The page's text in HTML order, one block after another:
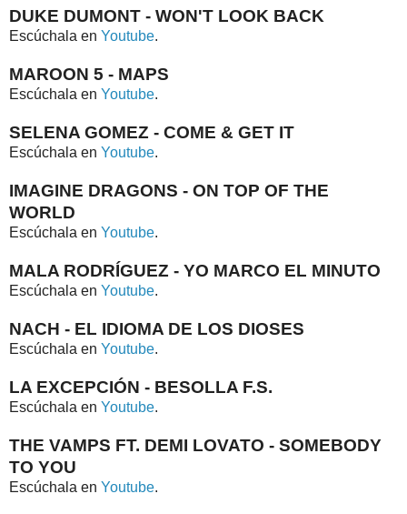
DUKE DUMONT - WON'T LOOK BACK
Escúchala en Youtube.
MAROON 5 - MAPS
Escúchala en Youtube.
SELENA GOMEZ - COME & GET IT
Escúchala en Youtube.
IMAGINE DRAGONS - ON TOP OF THE
WORLD
Escúchala en Youtube.
MALA RODRÍGUEZ - YO MARCO EL MINUTO
Escúchala en Youtube.
NACH - EL IDIOMA DE LOS DIOSES
Escúchala en Youtube.
LA EXCEPCIÓN - BESOLLA F.S.
Escúchala en Youtube.
THE VAMPS FT. DEMI LOVATO - SOMEBODY
TO YOU
Escúchala en Youtube.